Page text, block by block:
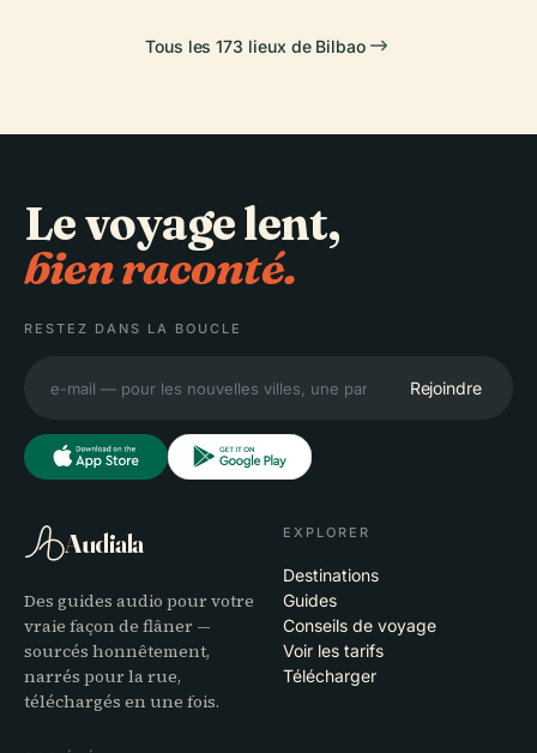
Tous les 173 lieux de Bilbao
Le voyage lent,
bien raconté.
RESTEZ DANS LA BOUCLE
Rejoindre
Audiala
Des guides audio pour votre
vraie façon de flâner —
sourcés honnêtement,
narrés pour la rue,
téléchargés en une fois.
EXPLORER
Destinations
Guides
Conseils de voyage
Voir les tarifs
Télécharger